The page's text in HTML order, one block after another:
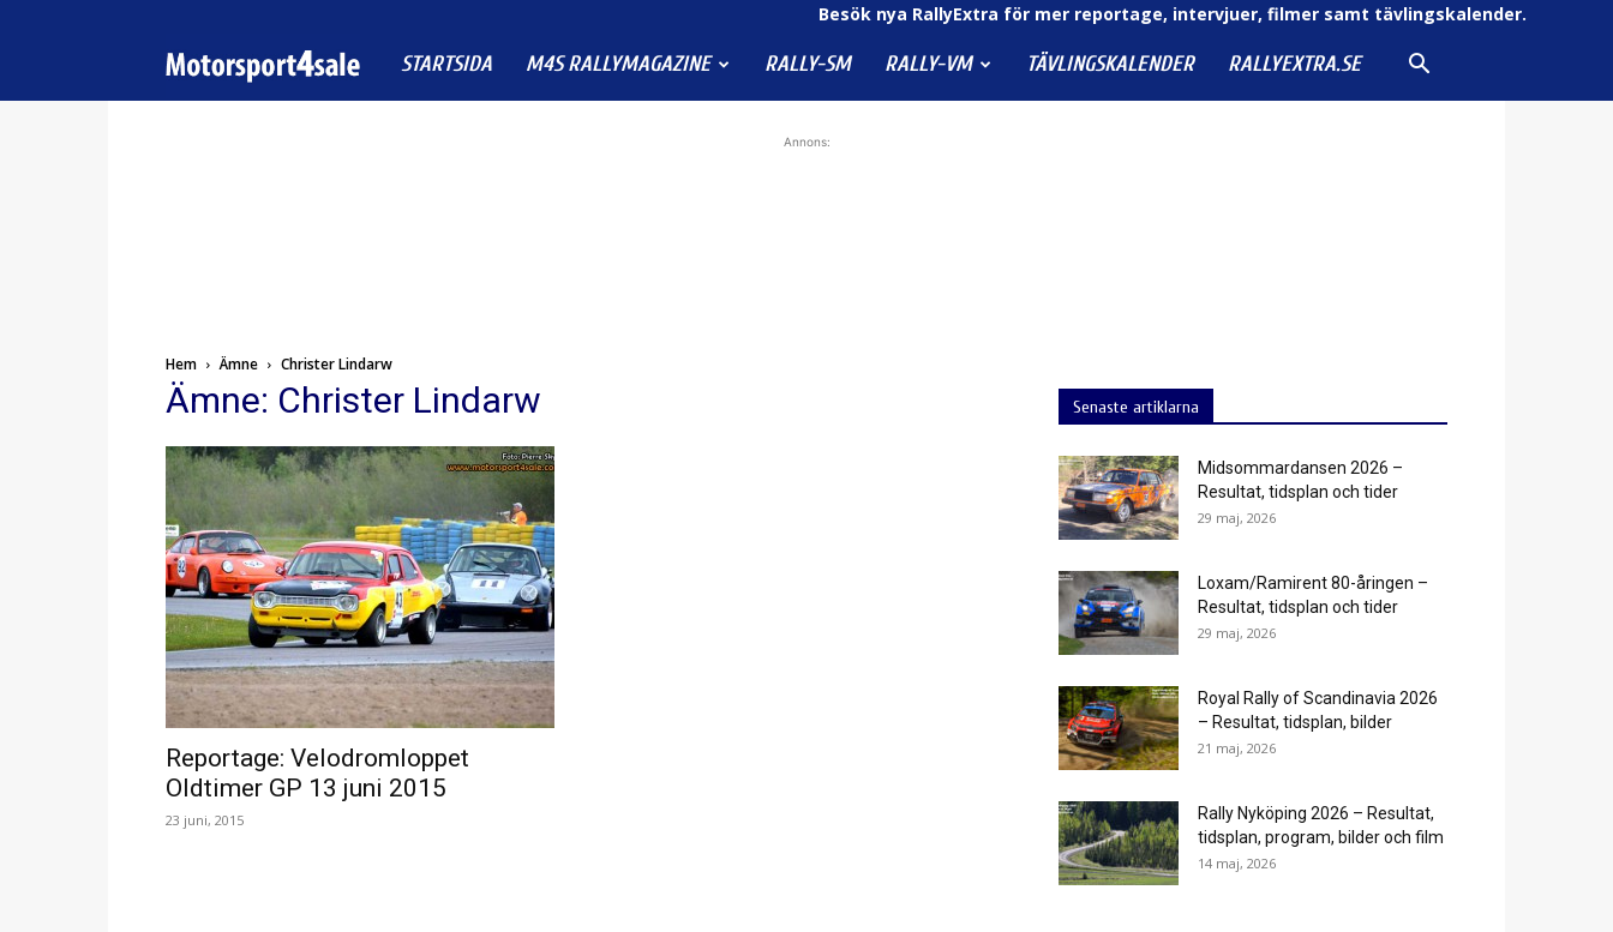
Besök nya RallyExtra för mer reportage, intervjuer, filmer samt tävlingskalender.
Motorsport4sale
STARTSIDA M4S RALLYMAGAZINE RALLY-SM RALLY-VM TÄVLINGSKALENDER RALLYEXTRA.SE
Annons:
Hem Ämne Christer Lindarw
Ämne: Christer Lindarw
Reportage: Velodromloppet
Oldtimer GP 13 juni 2015
23 juni, 2015
Senaste artiklarna
Midsommardansen 2026 –
Resultat, tidsplan och tider
29 maj, 2026
Loxam/Ramirent 80-åringen –
Resultat, tidsplan och tider
29 maj, 2026
Royal Rally of Scandinavia 2026
– Resultat, tidsplan, bilder
21 maj, 2026
Rally Nyköping 2026 – Resultat,
tidsplan, program, bilder och film
14 maj, 2026